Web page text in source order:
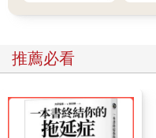
算你再反對、再想辯駁，表
在會議開始前或會議結束後
時恰好是你和平時不常接觸
以，這種時候要盡量避免和
相對無語？就引導他聊聊自己
推薦必看